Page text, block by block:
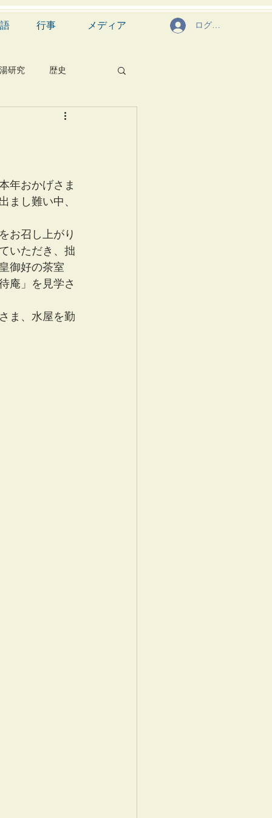
行事 メディア ログイン
研究 歴史
食文化
年おかげさま
まし難い中、
お召し上がり
いただき、拙
御好の茶室
庵」を見学さ
ま、水屋を勤